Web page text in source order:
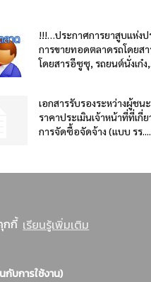
กกี้ เรียนรู้เพิ่มเติม
กับการใช้งาน)
!!!…ประกาศการยาสูบแห่งป
การขายทอดตลาดรถโดยส
โดยสารอีซูซุ, รถยนต์นั่งเก๋ง
เอกสารรับรองระหว่างผู้ชน
ราคาประเมินเจ้าหน้าที่ที่เกี่
การจัดซื้อจัดจ้าง (แบบ รร....
184 ถนนพระรามที่ 4 แขวงคลองเตย เ